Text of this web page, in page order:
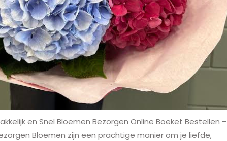
en Snel Bloemen Bezorgen Online Boeket Bestellen –
Bloemen zijn een prachtige manier om je liefde,